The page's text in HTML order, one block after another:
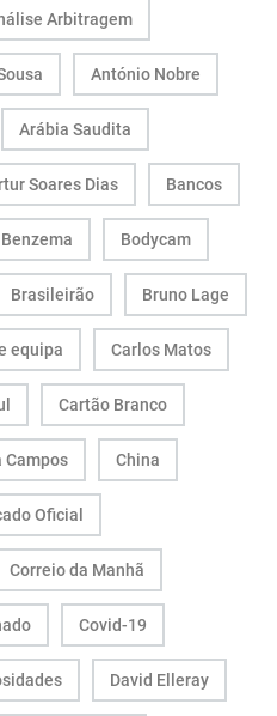
Arbitragem
António Nobre
Arábia Saudita
Soares Dias Bancos
Benzema Bodycam
Brasileirão Bruno Lage
equipa Carlos Matos
Cartão Branco
Campos China
Oficial
Correio da Manhã
Covid-19
David Elleray